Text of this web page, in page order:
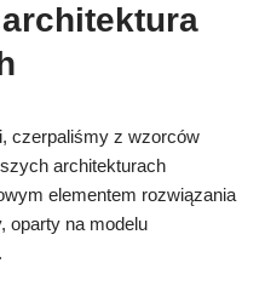
czerpaliśmy z wzorców
architekturach
elementem rozwiązania
oparty na modelu